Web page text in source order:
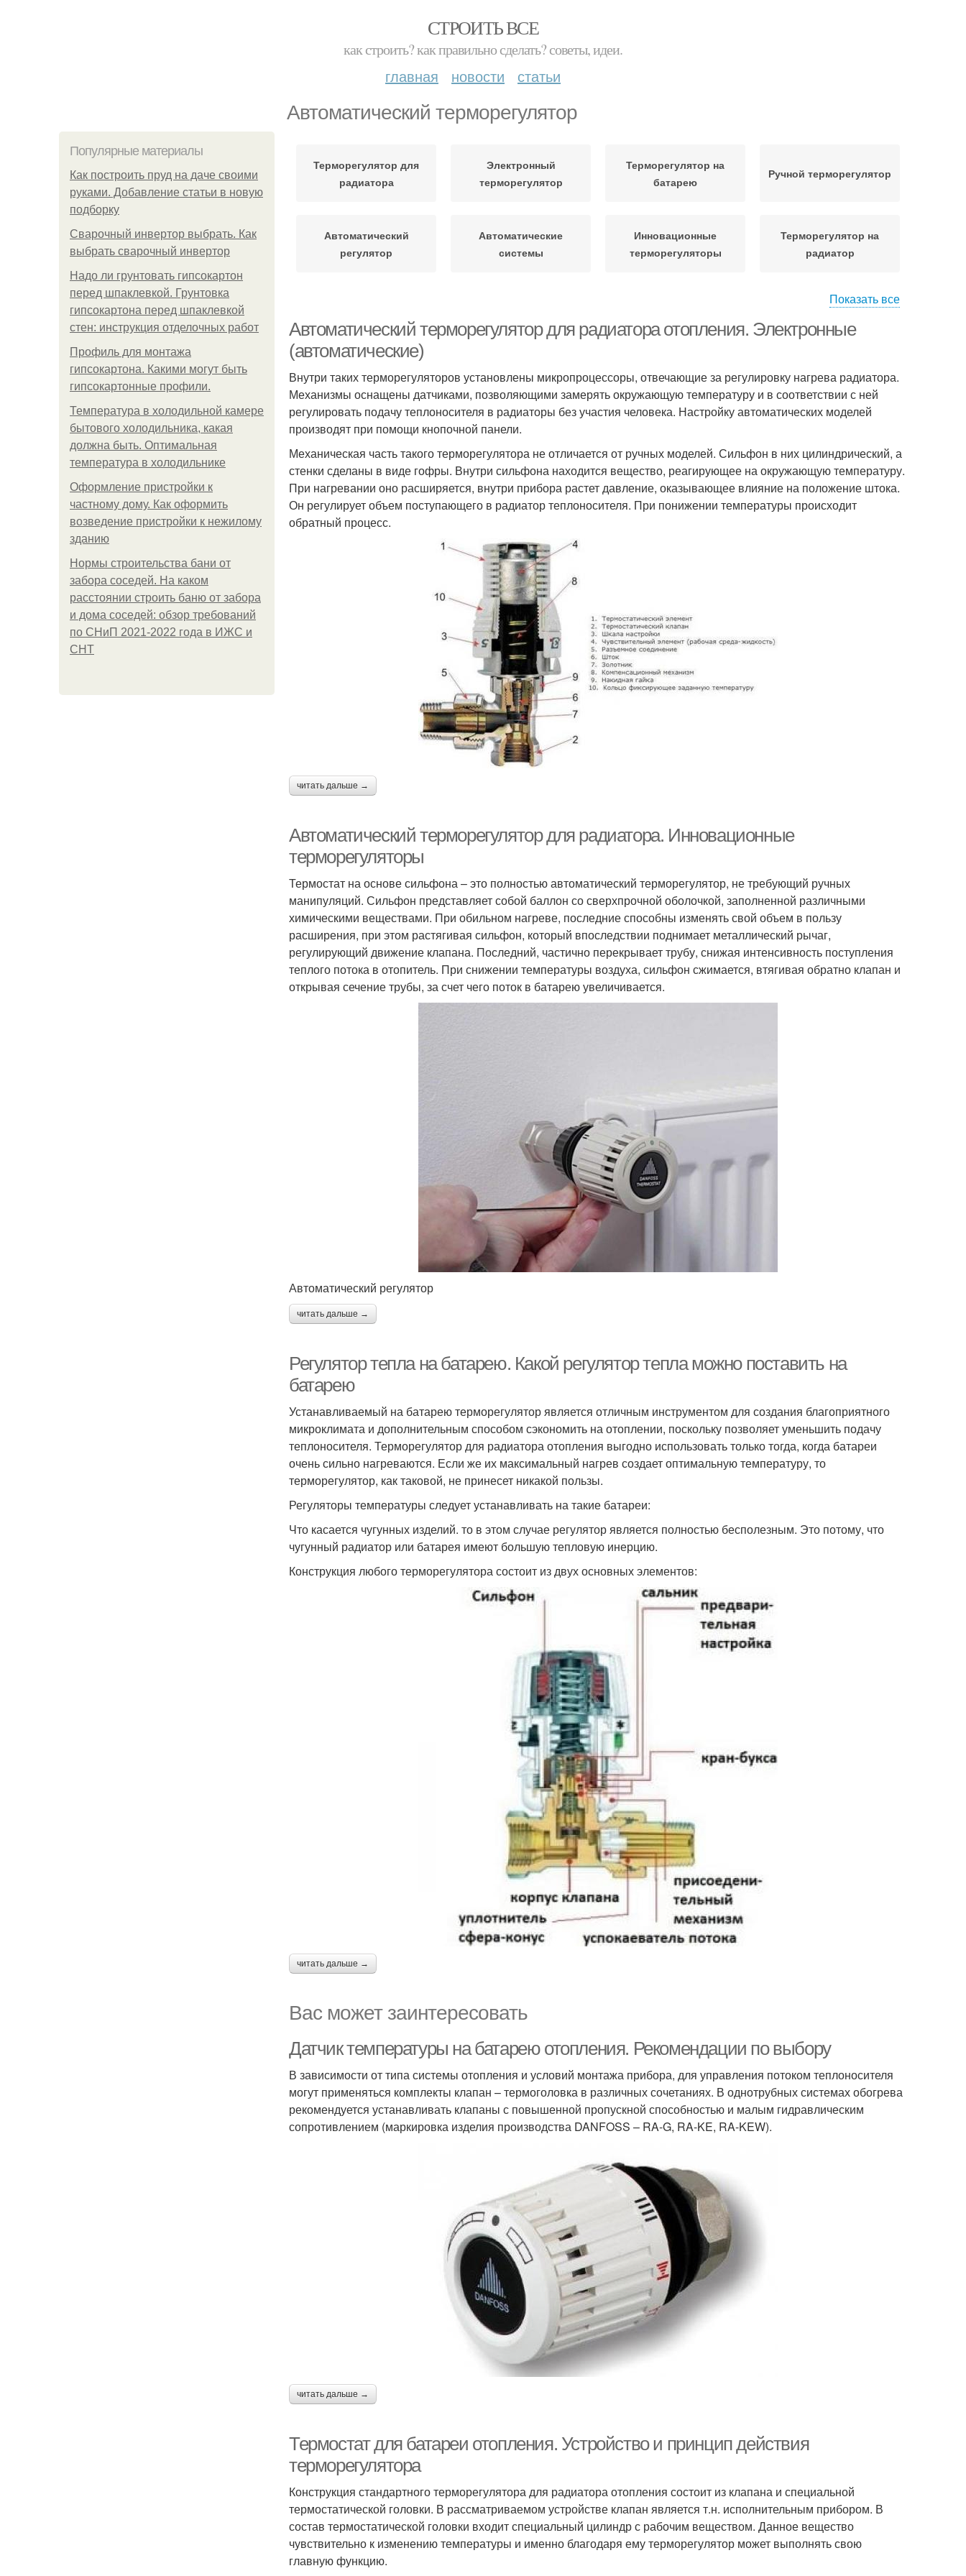
СТРОИТЬ ВСЕ
как строить? как правильно сделать? советы, идеи.
главная новости статьи
Автоматический терморегулятор
Популярные материалы
Как построить пруд на даче своими
руками. Добавление статьи в новую
подборку
Сварочный инвертор выбрать. Как
выбрать сварочный инвертор
Надо ли грунтовать гипсокартон
перед шпаклевкой. Грунтовка
гипсокартона перед шпаклевкой
стен: инструкция отделочных работ
Профиль для монтажа
гипсокартона. Какими могут быть
гипсокартонные профили.
Температура в холодильной камере
бытового холодильника, какая
должна быть. Оптимальная
температура в холодильнике
Оформление пристройки к
частному дому. Как оформить
возведение пристройки к нежилому
зданию
Нормы строительства бани от
забора соседей. На каком
расстоянии строить баню от забора
и дома соседей: обзор требований
по СНиП 2021-2022 года в ИЖС и
СНТ
Терморегулятор для
радиатора
Электронный
терморегулятор
Терморегулятор на
батарею
Ручной терморегулятор
Автоматический
регулятор
Автоматические
системы
Инновационные
терморегуляторы
Терморегулятор на
радиатор
системе
датчиком
обогревателя
Радиаторные
терморегуляторы
Показать все
Автоматический терморегулятор для радиатора отопления. Электронные
(автоматические)
Внутри таких терморегуляторов установлены микропроцессоры, отвечающие за регулировку нагрева радиатора.
Механизмы оснащены датчиками, позволяющими замерять окружающую температуру и в соответствии с ней
регулировать подачу теплоносителя в радиаторы без участия человека. Настройку автоматических моделей
производят при помощи кнопочной панели.
Механическая часть такого терморегулятора не отличается от ручных моделей. Сильфон в них цилиндрический, а
стенки сделаны в виде гофры. Внутри сильфона находится вещество, реагирующее на окружающую температуру.
При нагревании оно расширяется, внутри прибора растет давление, оказывающее влияние на положение штока.
Он регулирует объем поступающего в радиатор теплоносителя. При понижении температуры происходит
обратный процесс.
читать дальше →
Автоматический терморегулятор для радиатора. Инновационные
терморегуляторы
Термостат на основе сильфона – это полностью автоматический терморегулятор, не требующий ручных
манипуляций. Сильфон представляет собой баллон со сверхпрочной оболочкой, заполненной различными
химическими веществами. При обильном нагреве, последние способны изменять свой объем в пользу
расширения, при этом растягивая сильфон, который впоследствии поднимает металлический рычаг,
регулирующий движение клапана. Последний, частично перекрывает трубу, снижая интенсивность поступления
теплого потока в отопитель. При снижении температуры воздуха, сильфон сжимается, втягивая обратно клапан и
открывая сечение трубы, за счет чего поток в батарею увеличивается.
Автоматический регулятор
читать дальше →
Регулятор тепла на батарею. Какой регулятор тепла можно поставить на
батарею
Устанавливаемый на батарею терморегулятор является отличным инструментом для создания благоприятного
микроклимата и дополнительным способом сэкономить на отоплении, поскольку позволяет уменьшить подачу
теплоносителя. Терморегулятор для радиатора отопления выгодно использовать только тогда, когда батареи
очень сильно нагреваются. Если же их максимальный нагрев создает оптимальную температуру, то
терморегулятор, как таковой, не принесет никакой пользы.
Регуляторы температуры следует устанавливать на такие батареи:
Что касается чугунных изделий. то в этом случае регулятор является полностью бесполезным. Это потому, что
чугунный радиатор или батарея имеют большую тепловую инерцию.
Конструкция любого терморегулятора состоит из двух основных элементов:
читать дальше →
Вас может заинтересовать
Датчик температуры на батарею отопления. Рекомендации по выбору
В зависимости от типа системы отопления и условий монтажа прибора, для управления потоком теплоносителя
могут применяться комплекты клапан – термоголовка в различных сочетаниях. В однотрубных системах обогрева
рекомендуется устанавливать клапаны с повышенной пропускной способностью и малым гидравлическим
сопротивлением (маркировка изделия производства DANFOSS – RA-G, RA-KE, RA-KEW).
читать дальше →
Термостат для батареи отопления. Устройство и принцип действия
терморегулятора
Конструкция стандартного терморегулятора для радиатора отопления состоит из клапана и специальной
термостатической головки. В рассматриваемом устройстве клапан является т.н. исполнительным прибором. В
состав термостатической головки входит специальный цилиндр с рабочим веществом. Данное вещество
чувствительно к изменению температуры и именно благодаря ему терморегулятор может выполнять свою
главную функцию.